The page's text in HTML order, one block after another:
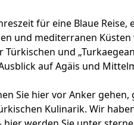
für eine Blaue
und mediterranen
und
auf Agäis und
Sie hier vor Anker
Kulinarik. Wir